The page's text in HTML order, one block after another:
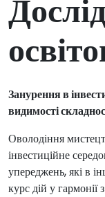
Занурення в
видимості
Оволодіння
інвестиційне
упереджень, які в
курс дій у гармонії